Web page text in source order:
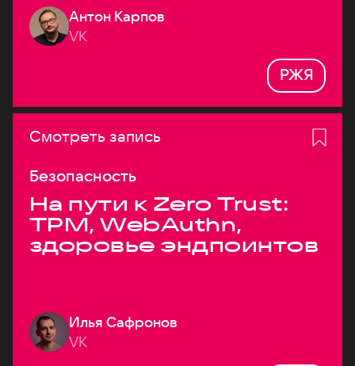
Антон Карпов
VK
РЖЯ
Смотреть запись
Безопасность
На пути к Zero Trust:
TPM, WebAuthn,
здоровье эндпоинтов
Илья Сафронов
VK